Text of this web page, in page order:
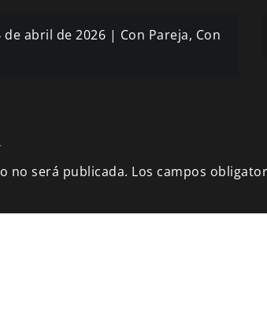
abril de 2026 | Con Pareja, Con
no será publicada. Los campos